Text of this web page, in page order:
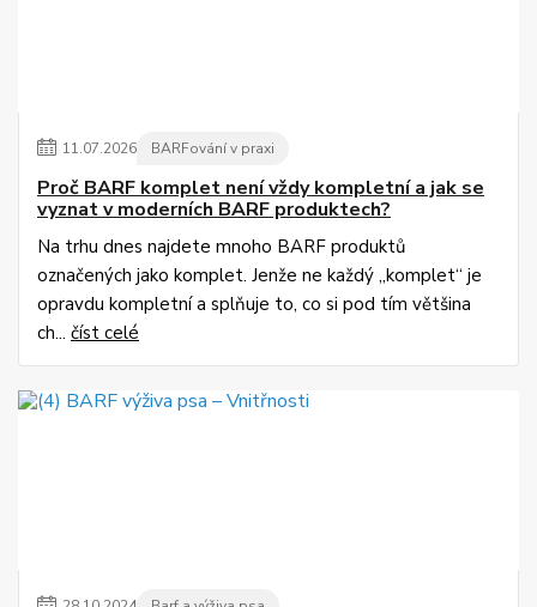
11.07.2026 BARFování v praxi
Proč BARF komplet není vždy kompletní a jak se
vyznat v moderních BARF produktech?
Na trhu dnes najdete mnoho BARF produktů
označených jako komplet. Jenže ne každý „komplet“ je
opravdu kompletní a splňuje to, co si pod tím většina
ch... číst celé